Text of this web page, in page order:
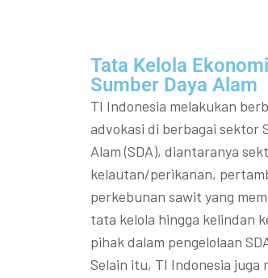
Tata Kelola
Sumber Daya Alam
TI Indonesia melakukan
advokasi di berbagai sektor
Alam (SDA), diantaranya
kelautan/perikanan,
perkebunan sawit yang
tata kelola hingga kelindan
pihak dalam pengelolaan
Selain itu, TI Indonesia juga